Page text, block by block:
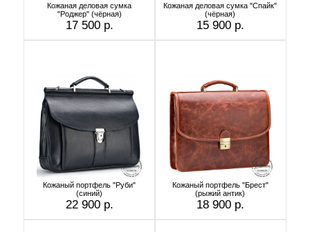
Кожаная деловая сумка
"Роджер" (чёрная)
17 500 р.
Кожаная деловая сумка "Спайк"
(чёрная)
15 900 р.
Кожаный портфель "Руби"
(синий)
22 900 р.
Кожаный портфель "Брест"
(рыжий антик)
18 900 р.